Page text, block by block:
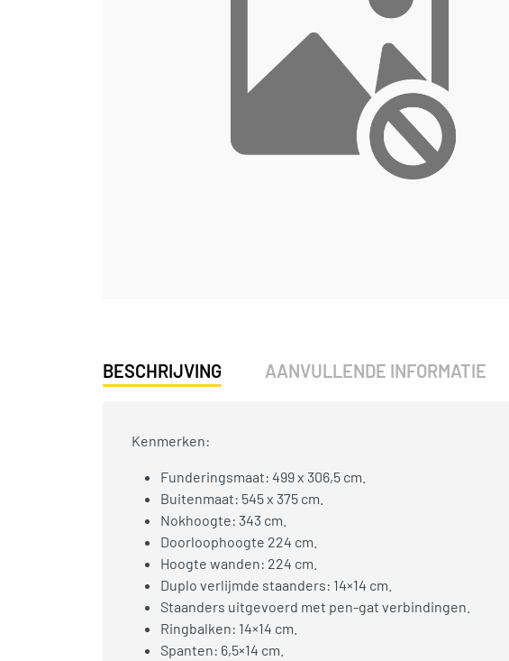
BESCHRIJVING AANVULLENDE INFORMATIE
Kenmerken:
Funderingsmaat: 499 x 306,5 cm.
Buitenmaat: 545 x 375 cm.
Nokhoogte: 343 cm.
Doorloophoogte 224 cm.
Hoogte wanden: 224 cm.
Duplo verlijmde staanders: 14×14 cm.
Staanders uitgevoerd met pen-gat verbindingen.
Ringbalken: 14×14 cm.
Spanten: 6,5×14 cm.